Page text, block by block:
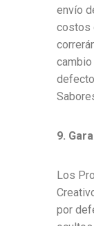
envío
costos
9.
Los
por